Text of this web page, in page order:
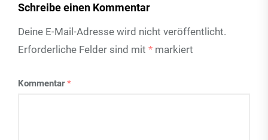
Schreibe einen Kommentar
Deine E-Mail-Adresse wird nicht veröffentlicht.
Erforderliche Felder sind mit * markiert
Kommentar*